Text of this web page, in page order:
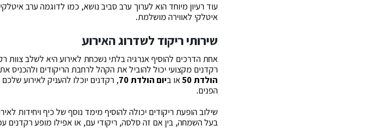
עוד רעיון מיוחד הוא לערוך ערב סביב נושא, כמו לדוגמה ערב
איטלקי לאווירה מושלמת.
שירותי ריקוד לשדרוג האירוע
אחת הדרכים להוסיף אנרגיה בלתי נשכחת לאירוע היא לשלב צוות
רקדנים מקצועי יכול להוביל את הקהל לרחבת הריקודים ולהכניס
הולדת 50
או ביום הולדת 70
, רקדנים יוכלו להעניק לאירוע
הפנים.
שילוב הופעת ריקודים יכולה להוסיף מימד נוסף של כיף ויחידות
בעל השמחה, בין אם זה סלסה, ריקודי עם, או אפילו מופע רקדנים